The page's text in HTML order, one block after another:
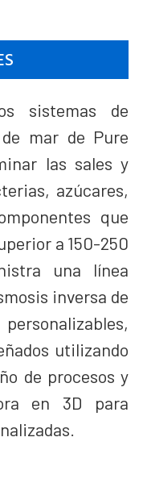
sistemas de
mar de Pure
las sales y
azúcares,
que
a 150-250
una línea
inversa de
utilizando
de procesos y
en 3D para